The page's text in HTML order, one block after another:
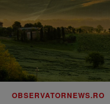
OBSERVATORNEWS.RO